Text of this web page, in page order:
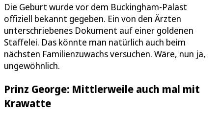
Die Geburt wurde vor dem Buckingham-Palast
offiziell bekannt gegeben. Ein von den Ärzten
unterschriebenes Dokument auf einer goldenen
Staffelei. Das könnte man natürlich auch beim
nächsten Familienzuwachs versuchen. Wäre, nun ja,
ungewöhnlich.
Prinz George: Mittlerweile auch mal mit
Krawatte